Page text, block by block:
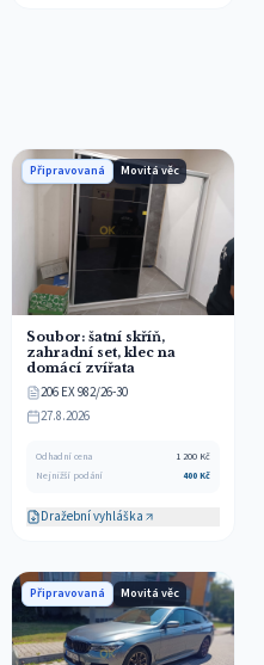
Připravovaná Movitá věc
Soubor: šatní skříň,
zahradní set, klec na
domácí zvířata
206 EX 982/26-30
27.8.2026
Odhadní cena 1 200 Kč
Nejnižší podání
400Kč
Dražební vyhláška
Připravovaná Movitá věc